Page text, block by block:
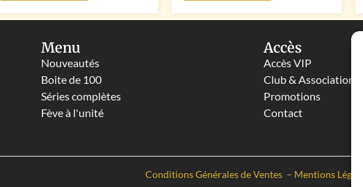
Menu
Nouveautés
Boite de 100
Séries complètes
Fève à l'unité
Accès
Accès VIP
Club & Associations
Promotions
Contact
Conditions Générales de Ventes – Mentions Légales